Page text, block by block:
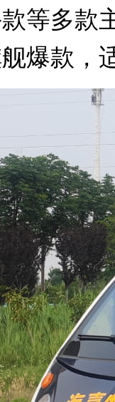
等多款
爆款，